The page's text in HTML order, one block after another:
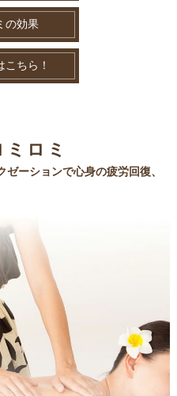
の効果
ちら！
ーションで心身の疲労回復、
ロミ